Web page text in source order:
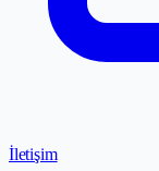
İletişim